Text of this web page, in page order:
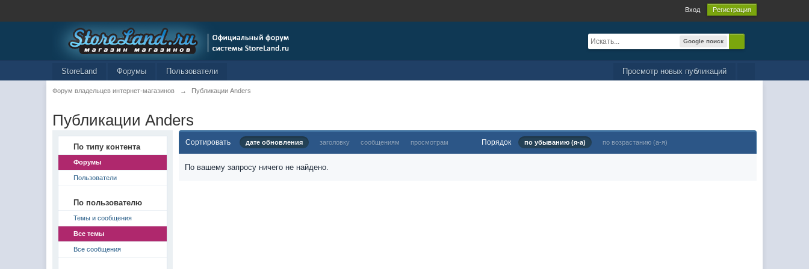
Вход Регистрация
Google поиск
Просмотр новых публикаций
StoreLand Форумы Пользователи
Форум владельцев интернет-магазинов → Публикации Anders
Публикации Anders
По типу контента
Форумы
Пользователи
По пользователю
Темы и сообщения
Все темы
Все сообщения
Сортировать дате обновления заголовку сообщениям просмотрам Порядок по убыванию (я-а) по возрастанию (а-я)
По вашему запросу ничего не найдено.